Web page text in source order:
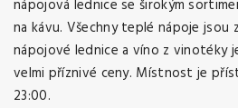
nápojová lednice se širokým
na kávu. Všechny teplé nápoje jsou
nápojové lednice a víno z vinotéky
velmi příznivé ceny. Místnost je
23:00.